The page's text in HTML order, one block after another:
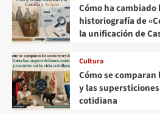
Cómo ha cambiado
historiografía de
la unificación de
Cultura
Cómo se
y las
cotidiana